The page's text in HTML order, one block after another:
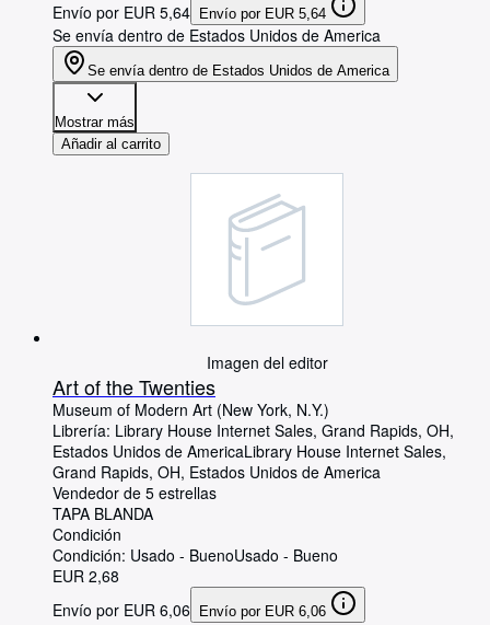
Envío por EUR 5,64
Envío por EUR 5,64
Se envía dentro de Estados Unidos de America
Se envía dentro de Estados Unidos de America
Mostrar más
Añadir al carrito
Imagen del editor
Art of the Twenties
Museum of Modern Art (New York, N.Y.)
Librería: Library House Internet Sales, Grand Rapids, OH,
Estados Unidos de AmericaLibrary House Internet Sales,
Grand Rapids, OH, Estados Unidos de America
Vendedor de 5 estrellas
TAPA BLANDA
Condición
Condición: Usado - BuenoUsado - Bueno
EUR 2,68
Envío por EUR 6,06
Envío por EUR 6,06